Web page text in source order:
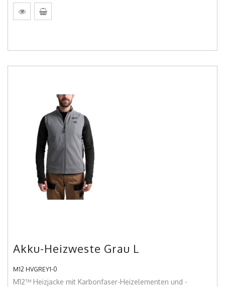
Akku-Heizweste Grau L
M12 HVGREY1-0
M12™ Heizjacke mit Karbonfaser-Heizelementen und -